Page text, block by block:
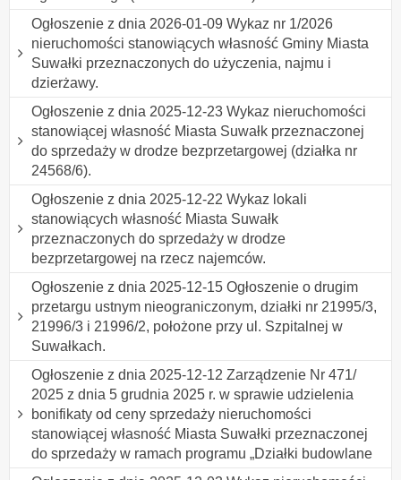
Ogłoszenie z dnia 2026-01-09 Wykaz nr 1/2026
nieruchomości stanowiących własność Gminy Miasta
Suwałki przeznaczonych do użyczenia, najmu i
dzierżawy.
Ogłoszenie z dnia 2025-12-23 Wykaz nieruchomości
stanowiącej własność Miasta Suwałk przeznaczonej
do sprzedaży w drodze bezprzetargowej (działka nr
24568/6).
Ogłoszenie z dnia 2025-12-22 Wykaz lokali
stanowiących własność Miasta Suwałk
przeznaczonych do sprzedaży w drodze
bezprzetargowej na rzecz najemców.
Ogłoszenie z dnia 2025-12-15 Ogłoszenie o drugim
przetargu ustnym nieograniczonym, działki nr 21995/3,
21996/3 i 21996/2, położone przy ul. Szpitalnej w
Suwałkach.
Ogłoszenie z dnia 2025-12-12 Zarządzenie Nr 471/
2025 z dnia 5 grudnia 2025 r. w sprawie udzielenia
bonifikaty od ceny sprzedaży nieruchomości
stanowiącej własność Miasta Suwałki przeznaczonej
do sprzedaży w ramach programu „Działki budowlane